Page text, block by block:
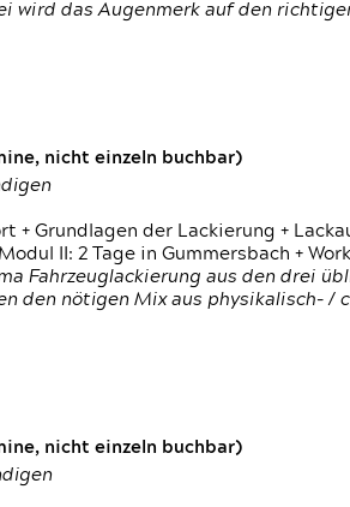
wird das Augenmerk auf den
nicht einzeln buchbar)
+ Grundlagen der Lackierung +
II: 2 Tage in Gummersbach +
Fahrzeuglackierung aus den drei
den nötigen Mix aus physikalisch- /
nicht einzeln buchbar)